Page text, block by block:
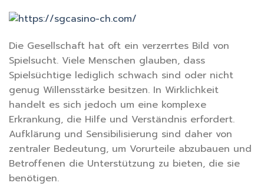
Die Gesellschaft hat oft ein verzerrtes Bild von
Spielsucht. Viele Menschen glauben, dass
Spielsüchtige lediglich schwach sind oder nicht
genug Willensstärke besitzen. In Wirklichkeit
handelt es sich jedoch um eine komplexe
Erkrankung, die Hilfe und Verständnis erfordert.
Aufklärung und Sensibilisierung sind daher von
zentraler Bedeutung, um Vorurteile abzubauen und
Betroffenen die Unterstützung zu bieten, die sie
benötigen.